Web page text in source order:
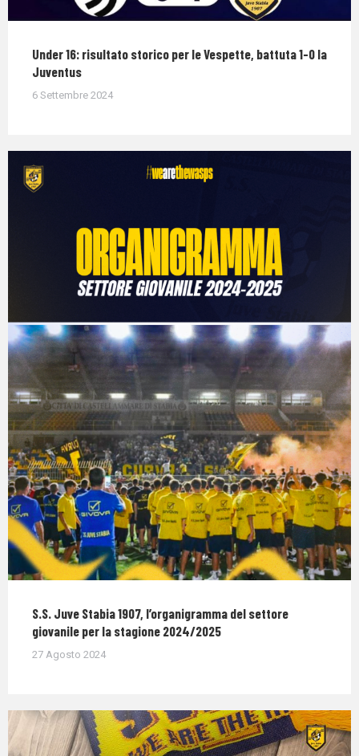
Under 16: risultato storico per le Vespette, battuta 1-0 la
Juventus
6 Settembre 2024
S.S. Juve Stabia 1907, l’organigramma del settore
giovanile per la stagione 2024/2025
27 Agosto 2024